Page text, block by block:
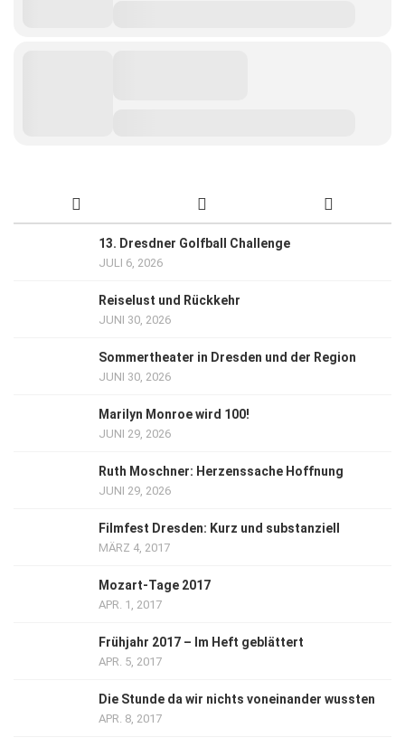
13. Dresdner Golfball Challenge
JULI 6, 2026
Reiselust und Rückkehr
JUNI 30, 2026
Sommertheater in Dresden und der Region
JUNI 30, 2026
Marilyn Monroe wird 100!
JUNI 29, 2026
Ruth Moschner: Herzenssache Hoffnung
JUNI 29, 2026
Filmfest Dresden: Kurz und substanziell
MÄRZ 4, 2017
Mozart-Tage 2017
APR. 1, 2017
Frühjahr 2017 – Im Heft geblättert
APR. 5, 2017
Die Stunde da wir nichts voneinander wussten
APR. 8, 2017